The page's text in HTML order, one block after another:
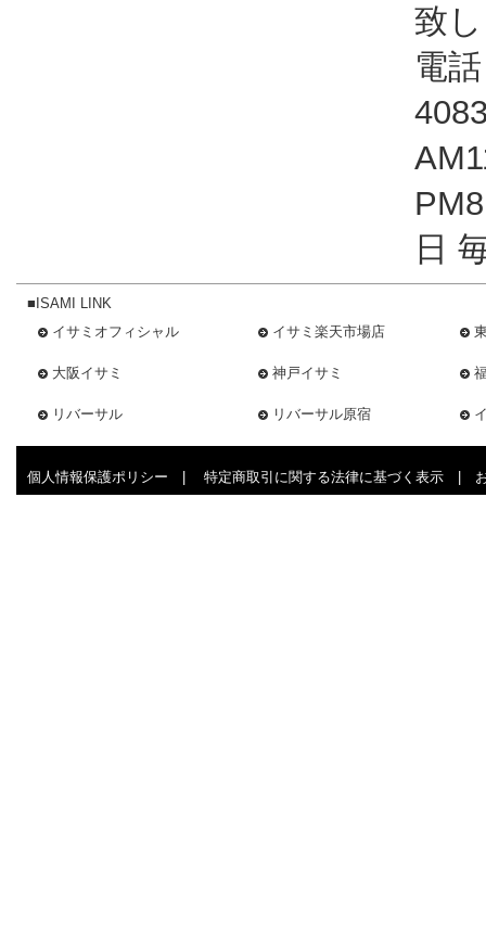
致
電
日
■ISAMI LINK
イサミオフィシャル
イサミ楽天市場店
大阪イサミ 神戸イサミ
リバーサル リバーサル原宿
個人情報保護ポリシー 特定商取引に関する法律に基づく表示